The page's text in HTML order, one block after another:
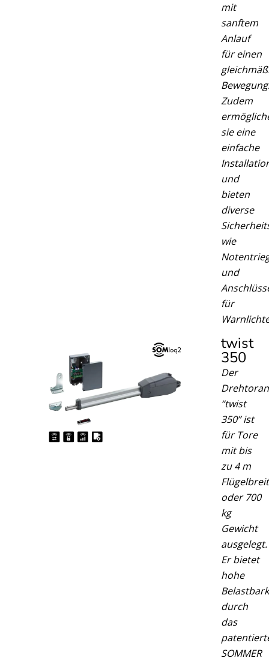
mit
sanftem
Anlauf
für einen
Zudem
sie eine
einfache
und
bieten
diverse
wie
und
für
twist
350​
Der
“twist
350” ist
für Tore
mit bis
zu 4 m
oder 700
kg
Gewicht
ausgelegt.
Er bietet
hohe
durch
das
SOMMER